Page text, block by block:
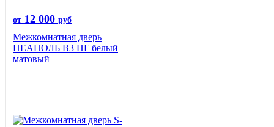
от 12 000 руб
Межкомнатная дверь
НЕАПОЛЬ В3 ПГ белый
матовый